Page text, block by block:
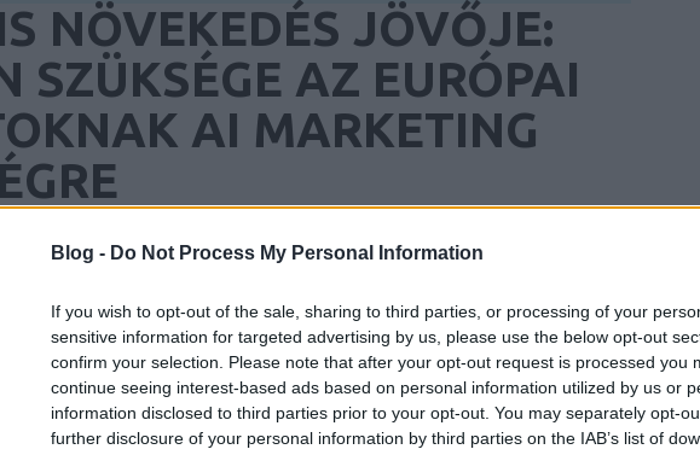
Blog - Do Not Process My Personal Information
If you wish to opt-out of the sale, sharing to third parties, or processing of your
sensitive information for targeted advertising by us, please use the below opt-out
confirm your selection. Please note that after your opt-out request is processed you
continue seeing interest-based ads based on personal information utilized by us or
information disclosed to third parties prior to your opt-out. You may separately opt-
further disclosure of your personal information by third parties on the IAB’s list of
NÖVEKEDÉS JÖVŐJE:
SZÜKSÉGE AZ EURÓPAI
AI MARKETING
A